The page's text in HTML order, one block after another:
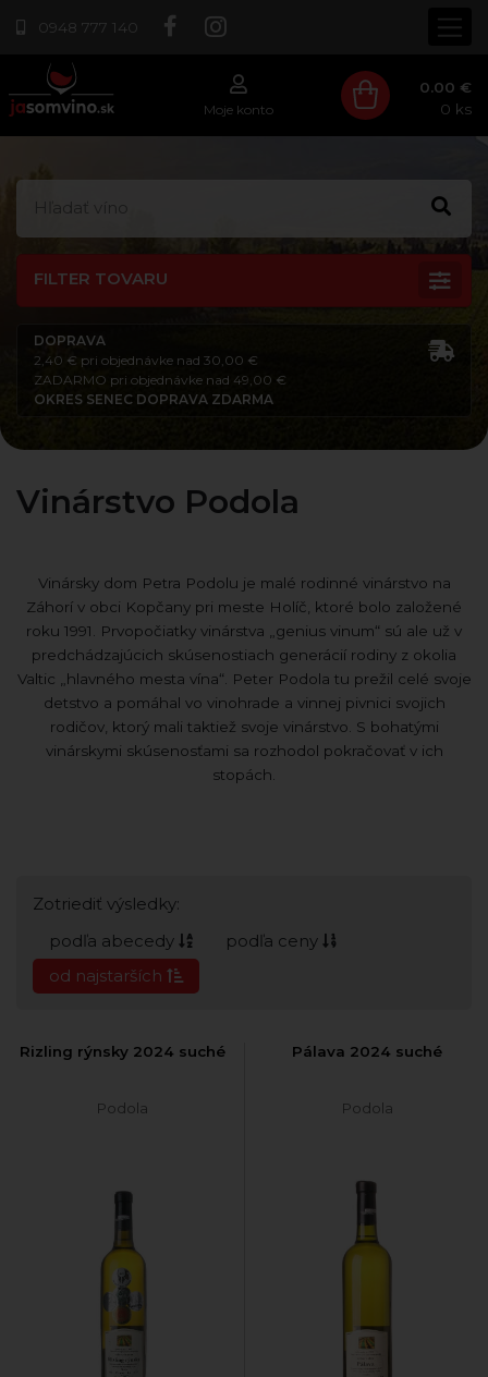
0948 777 140
Moje konto
0.00 €
0 ks
FILTER TOVARU
DOPRAVA
2,40 € pri objednávke nad 30,00 €
ZADARMO pri objednávke nad 49,00 €
OKRES SENEC DOPRAVA ZDARMA
Vinárstvo Podola
Vinársky dom Petra Podolu je malé rodinné vinárstvo na
Záhorí v obci Kopčany pri meste Holíč, ktoré bolo založené
roku 1991. Prvopočiatky vinárstva „genius vinum“ sú ale už v
predchádzajúcich skúsenostiach generácií rodiny z okolia
Valtic „hlavného mesta vína“. Peter Podola tu prežil celé svoje
detstvo a pomáhal vo vinohrade a vinnej pivnici svojich
rodičov, ktorý mali taktiež svoje vinárstvo. S bohatými
vinárskymi skúsenosťami sa rozhodol pokračovať v ich
stopách.
Zotriediť výsledky:
podľa abecedy
podľa ceny
od najstarších
Rizling rýnsky 2024 suché
Podola
Pálava 2024 suché
Podola